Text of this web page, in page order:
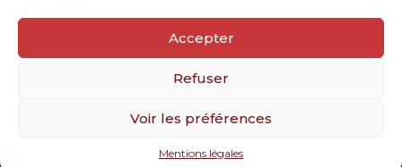
Accepter
Refuser
Voir les préférences
Mentions légales
Footer
PLAN DU SITE
Conception et réalisation